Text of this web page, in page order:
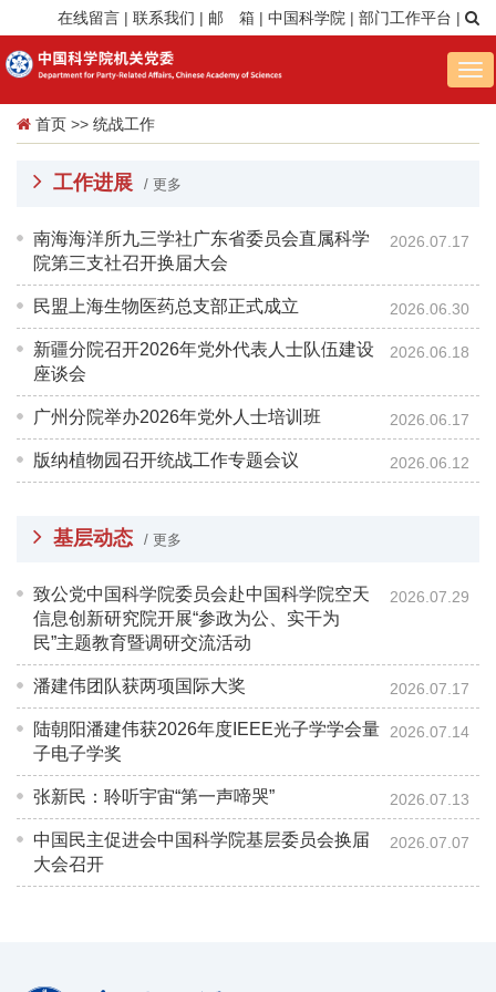
在线留言 | 联系我们 | 邮 箱 | 中国科学院 | 部门工作平台 |
首页 >> 统战工作
工作进展 / 更多
南海海洋所九三学社广东省委员会直属科学
院第三支社召开换届大会
2026.07.17
民盟上海生物医药总支部正式成立 2026.06.30
新疆分院召开2026年党外代表人士队伍建设
座谈会
2026.06.18
广州分院举办2026年党外人士培训班 2026.06.17
版纳植物园召开统战工作专题会议 2026.06.12
基层动态 / 更多
致公党中国科学院委员会赴中国科学院空天
信息创新研究院开展“参政为公、实干为
民”主题教育暨调研交流活动
2026.07.29
潘建伟团队获两项国际大奖 2026.07.17
陆朝阳潘建伟获2026年度IEEE光子学学会量
子电子学奖
2026.07.14
张新民：聆听宇宙“第一声啼哭” 2026.07.13
中国民主促进会中国科学院基层委员会换届
大会召开
2026.07.07